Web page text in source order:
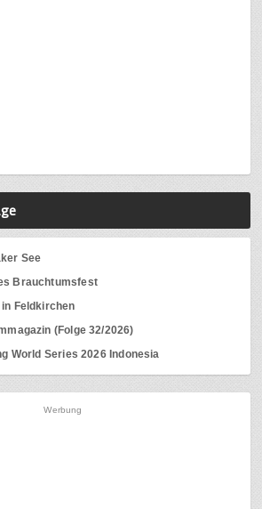
See
Brauchtumsfest
Feldkirchen
(Folge 32/2026)
World Series 2026 Indonesia
Werbung